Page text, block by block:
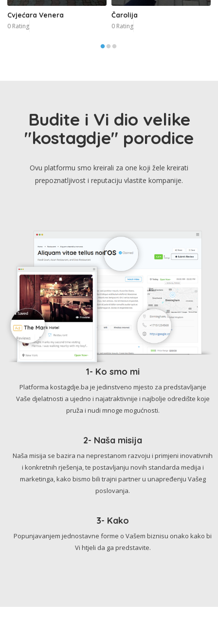
Cvjećara Venera
0 Rating
Čarolija
0 Rating
Budite i Vi dio velike
"kostagdje" porodice
Ovu platformu smo kreirali za one koji žele kreirati
prepoznatljivost i reputaciju vlastite kompanije.
1- Ko smo mi
Platforma kostagdje.ba je jedinstveno mjesto za predstavljanje
Vaše djelatnosti a ujedno i najatraktivnije i najbolje odredište koje
pruža i nudi mnoge mogućnosti.
2- Naša misija
Naša misija se bazira na neprestanom razvoju i primjeni inovativnih
i konkretnih rješenja, te postavljanju novih standarda medija i
marketinga, kako bismo bili trajni partner u unapređenju Vašeg
poslovanja.
3- Kako
Popunjavanjem jednostavne forme o Vašem biznisu onako kako bi
Vi htjeli da ga predstavite.